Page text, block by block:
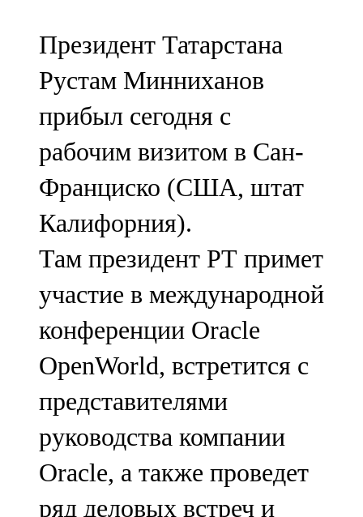
Лениногорский
102,1 FM
Мамадыш
106,2 FM
Минзәлә
107,3 FM
Мөслим
100,0 FM
Нурлат
104,7 FM
Олы Әтнә
71,42 FM
Сарман
Президент Татарстана
Рустам Минниханов
прибыл сегодня с
рабочим визитом в Сан-
Франциско (США, штат
Калифорния).
Там президент РТ примет
участие в международной
конференции Oracle
OpenWorld, встретится с
представителями
руководства компании
Oracle, а также проведет
ряд деловых встреч и